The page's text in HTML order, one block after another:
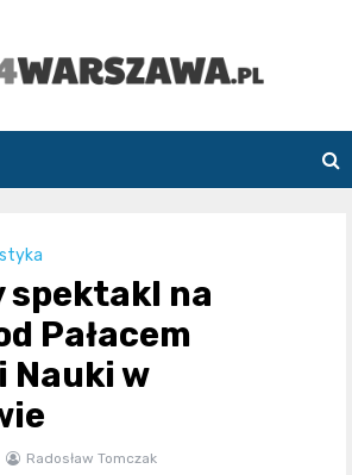
spektakl na
Pałacem
Nauki w
Radosław Tomczak